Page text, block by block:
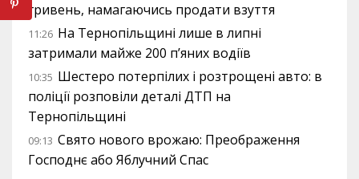
гривень, намагаючись продати взуття
11:26 На Тернопільщині лише в липні
затримали майже 200 п’яних водіїв
10:35 Шестеро потерпілих і розтрощені авто: в
поліції розповіли деталі ДТП на
Тернопільщині
09:13 Свято нового врожаю: Преображення
Господнє або Яблучний Спас